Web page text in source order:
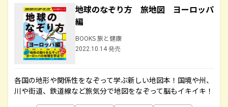
地球のなぞり方 旅地図 ヨーロッパ
編
BOOKS 旅と健康
2022.10.14 発売
各国の地形や関係性をなぞって学ぶ新しい地図本！国境や州、
川や街道、鉄道線など旅気分で地図をなぞって脳もイキイキ！